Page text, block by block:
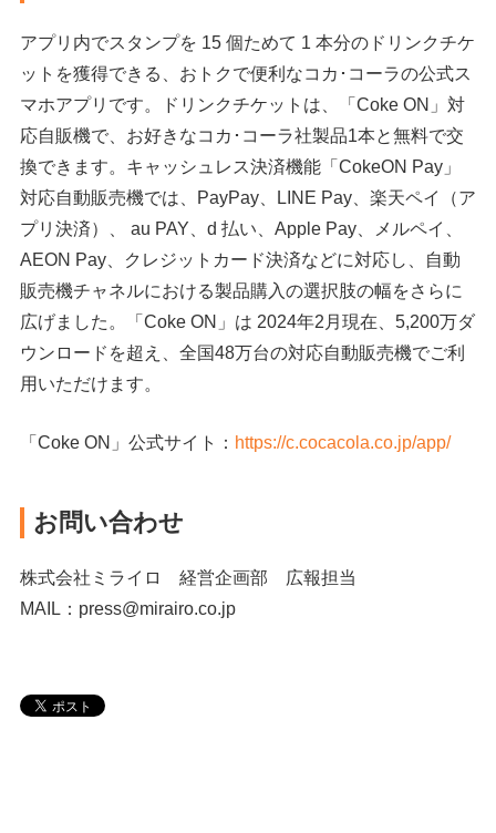
アプリ内でスタンプを 15 個ためて 1 本分のドリンクチケ
ットを獲得できる、おトクで便利なコカ･コーラの公式ス
マホアプリです。ドリンクチケットは、「Coke ON」対
応自販機で、お好きなコカ･コーラ社製品1本と無料で交
換できます。キャッシュレス決済機能「CokeON Pay」
対応自動販売機では、PayPay、LINE Pay、楽天ペイ（ア
プリ決済）、 au PAY、d 払い、Apple Pay、メルペイ、
AEON Pay、クレジットカード決済などに対応し、自動
販売機チャネルにおける製品購入の選択肢の幅をさらに
広げました。「Coke ON」は 2024年2月現在、5,200万ダ
ウンロードを超え、全国48万台の対応自動販売機でご利
用いただけます。
「Coke ON」公式サイト： https://c.cocacola.co.jp/app/
お問い合わせ
株式会社ミライロ 経営企画部 広報担当
MAIL：press@mirairo.co.jp